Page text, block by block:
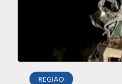
REGIÃO